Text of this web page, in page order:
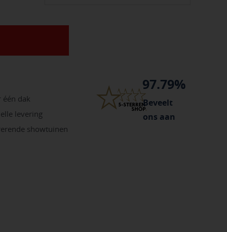
dak
levering
showtuinen
97.79%
Beveelt
ons aan